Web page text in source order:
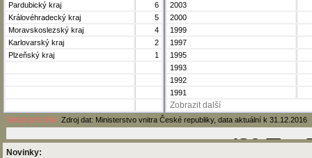
Pardubický kraj
6
Královéhradecký kraj
5
Moravskoslezský kraj
4
Karlovarský kraj
2
Plzeňský kraj
1
2003
2000
1999
1997
1995
1993
1992
1991
Zobrazit další
Verze pro tisk Zdroj dat: Ministerstvo vnitra České republiky, data aktuální k 31.12.2016
Novinky: